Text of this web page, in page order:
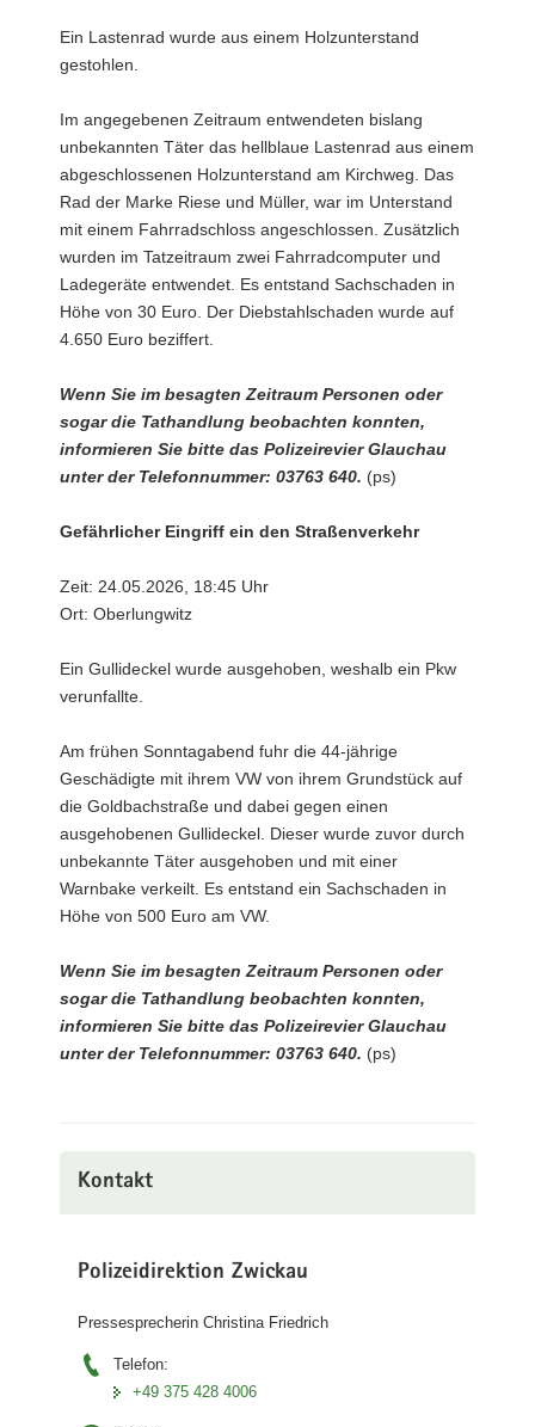
Ein Lastenrad wurde aus einem Holzunterstand
gestohlen.
Im angegebenen Zeitraum entwendeten bislang
unbekannten Täter das hellblaue Lastenrad aus einem
abgeschlossenen Holzunterstand am Kirchweg. Das
Rad der Marke Riese und Müller, war im Unterstand
mit einem Fahrradschloss angeschlossen. Zusätzlich
wurden im Tatzeitraum zwei Fahrradcomputer und
Ladegeräte entwendet. Es entstand Sachschaden in
Höhe von 30 Euro. Der Diebstahlschaden wurde auf
4.650 Euro beziffert.
Wenn Sie im besagten Zeitraum Personen oder
sogar die Tathandlung beobachten konnten,
informieren Sie bitte das Polizeirevier Glauchau
unter der Telefonnummer: 03763 640. (ps)
Gefährlicher Eingriff ein den Straßenverkehr
Zeit: 24.05.2026, 18:45 Uhr
Ort: Oberlungwitz
Ein Gullideckel wurde ausgehoben, weshalb ein Pkw
verunfallte.
Am frühen Sonntagabend fuhr die 44-jährige
Geschädigte mit ihrem VW von ihrem Grundstück auf
die Goldbachstraße und dabei gegen einen
ausgehobenen Gullideckel. Dieser wurde zuvor durch
unbekannte Täter ausgehoben und mit einer
Warnbake verkeilt. Es entstand ein Sachschaden in
Höhe von 500 Euro am VW.
Wenn Sie im besagten Zeitraum Personen oder
sogar die Tathandlung beobachten konnten,
informieren Sie bitte das Polizeirevier Glauchau
unter der Telefonnummer: 03763 640. (ps)
Kontakt
Polizeidirektion Zwickau
Pressesprecherin Christina Friedrich
Telefon:
+49 375 428 4006